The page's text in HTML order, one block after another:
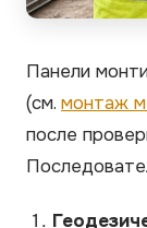
Панели
(см. монтаж
после